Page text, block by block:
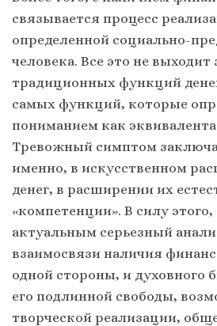
связывается процесс
определенной социально-
человека. Все это не выходит
традиционных функций
самых функций, которые
пониманием как эквивалента
Тревожный симптом
именно, в искусственном
денег, в расширении их
«компетенции». В силу этого,
актуальным серьезный
взаимосвязи наличия
одной стороны, и духовного
его подлинной свободы,
творческой реализации,